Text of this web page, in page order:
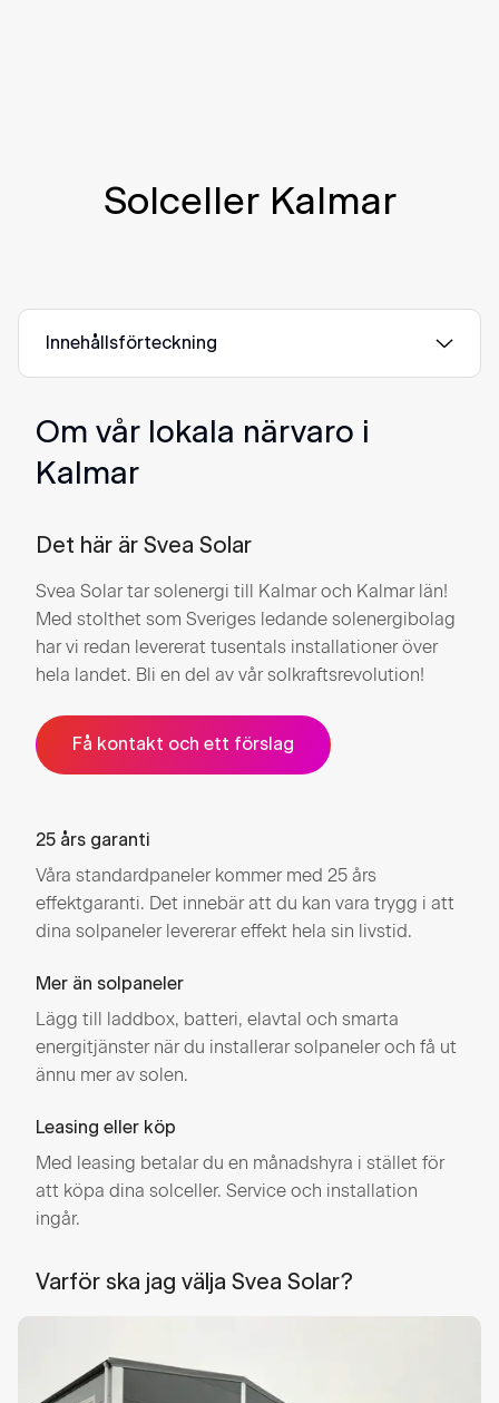
Solceller Kalmar
Innehållsförteckning
Om vår lokala närvaro i
Kalmar
Det här är Svea Solar
Svea Solar tar solenergi till Kalmar och Kalmar län!
Med stolthet som Sveriges ledande solenergibolag
har vi redan levererat tusentals installationer över
hela landet. Bli en del av vår solkraftsrevolution!
Få kontakt och ett förslag
25 års garanti
Våra standardpaneler kommer med 25 års
effektgaranti. Det innebär att du kan vara trygg i att
dina solpaneler levererar effekt hela sin livstid.
Mer än solpaneler
Lägg till laddbox, batteri, elavtal och smarta
energitjänster när du installerar solpaneler och få ut
ännu mer av solen.
Leasing eller köp
Med leasing betalar du en månadshyra i stället för
att köpa dina solceller. Service och installation
ingår.
Varför ska jag välja Svea Solar?